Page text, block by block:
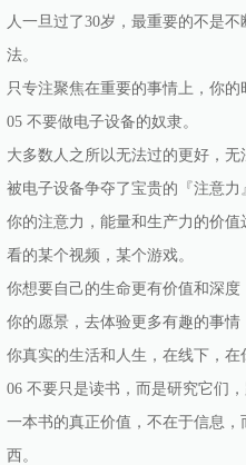
人一旦过了30岁，最重要的不是
法。
只专注聚焦在重要的事情上，你的
05 不要做电子设备的奴隶。
大多数人之所以无法过的更好，
被电子设备争夺了宝贵的『注意力
你的注意力，能量和生产力的价值
看的某个视频，某个游戏。
你想要自己的生命更有价值和深
你的愿景，去体验更多有趣的事情
你真实的生活和人生，在线下，在
06 不要只是读书，而是研究它们，
一本书的真正价值，不在于信息
西。